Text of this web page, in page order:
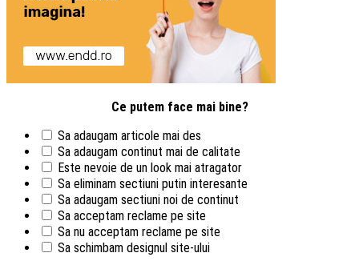
Ce putem face mai bine?
Sa adaugam articole mai des
Sa adaugam continut mai de calitate
Este nevoie de un look mai atragator
Sa eliminam sectiuni putin interesante
Sa adaugam sectiuni noi de continut
Sa acceptam reclame pe site
Sa nu acceptam reclame pe site
Sa schimbam designul site-ului